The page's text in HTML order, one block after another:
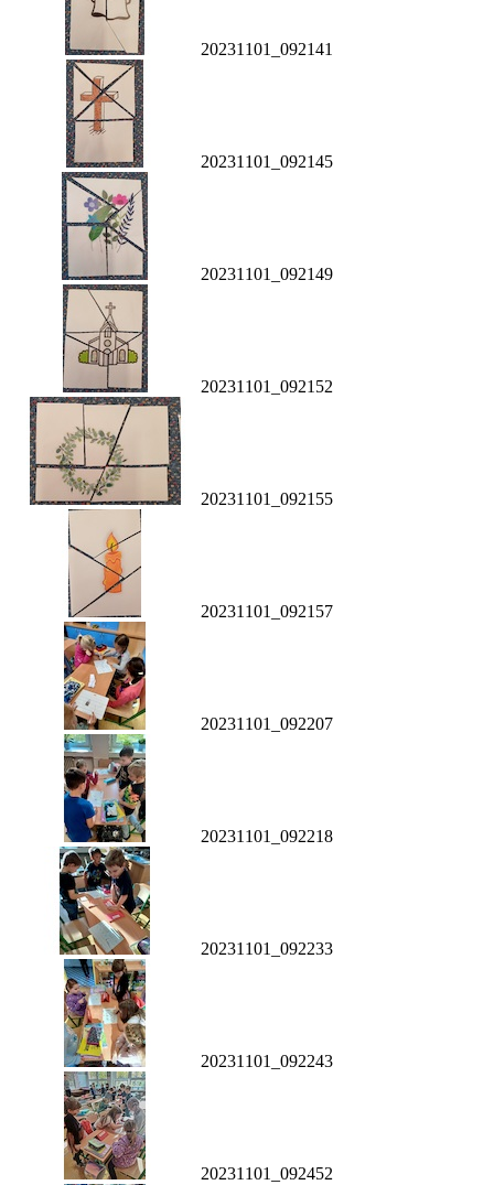
20231101_092141
20231101_092145
20231101_092149
20231101_092152
20231101_092155
20231101_092157
20231101_092207
20231101_092218
20231101_092233
20231101_092243
20231101_092452